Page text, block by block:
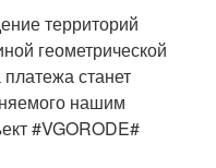
территорий
геометрической
станет
нашим
#VGORODE#